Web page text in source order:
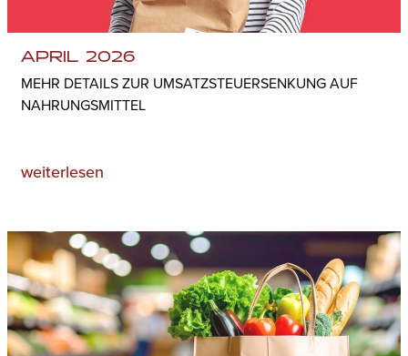
APRIL 2026
MEHR DETAILS ZUR UMSATZSTEUERSENKUNG AUF
NAHRUNGSMITTEL
weiterlesen